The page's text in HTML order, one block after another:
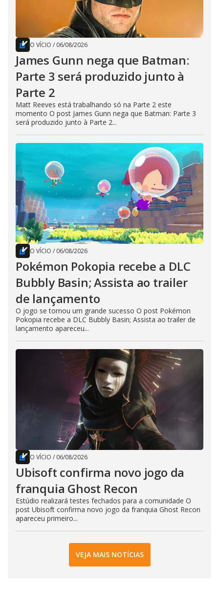
O VÍCIO / 06/08/2026
James Gunn nega que Batman:
Parte 3 será produzido junto à
Parte 2
Matt Reeves está trabalhando só na Parte 2 este
momento O post James Gunn nega que Batman: Parte 3
será produzido junto à Parte 2...
O VÍCIO / 06/08/2026
Pokémon Pokopia recebe a DLC
Bubbly Basin; Assista ao trailer
de lançamento
O jogo se tornou um grande sucesso O post Pokémon
Pokopia recebe a DLC Bubbly Basin; Assista ao trailer de
lançamento apareceu...
O VÍCIO / 06/08/2026
Ubisoft confirma novo jogo da
franquia Ghost Recon
Estúdio realizará testes fechados para a comunidade O
post Ubisoft confirma novo jogo da franquia Ghost Recon
apareceu primeiro...
VEJA MAIS NOTÍCIAS